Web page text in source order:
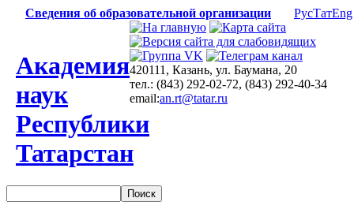
Сведения об образовательной организации РусТатEng
Академия
наук
Республики
Татарстан
420111, Казань, ул. Баумана, 20
тел.: (843) 292-02-72, (843) 292-40-34
email:an.rt@tatar.ru